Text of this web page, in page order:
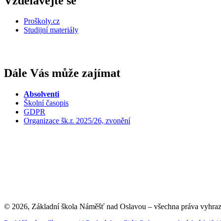
Proškoly.cz
Studijní materiály
Dále Vás může zajímat
Absolventi
Školní časopis
GDPR
Organizace šk.r. 2025/26, zvonění
© 2026, Základní škola Náměšť nad Oslavou – všechna práva